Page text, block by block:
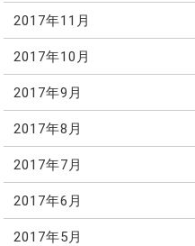
2017年11月
2017年10月
2017年9月
2017年8月
2017年7月
2017年6月
2017年5月